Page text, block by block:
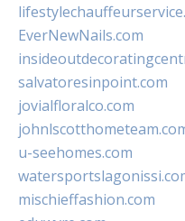
EverNewNails.com
salvatoresinpoint.com
jovialfloralco.com
u-seehomes.com
mischieffashion.com